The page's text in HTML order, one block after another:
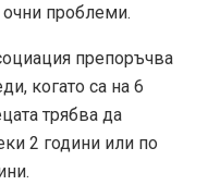
проблеми.
препоръчва
когато са на 6
трябва да
2 години или по